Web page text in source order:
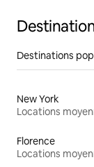
Destinations
New York
Florence